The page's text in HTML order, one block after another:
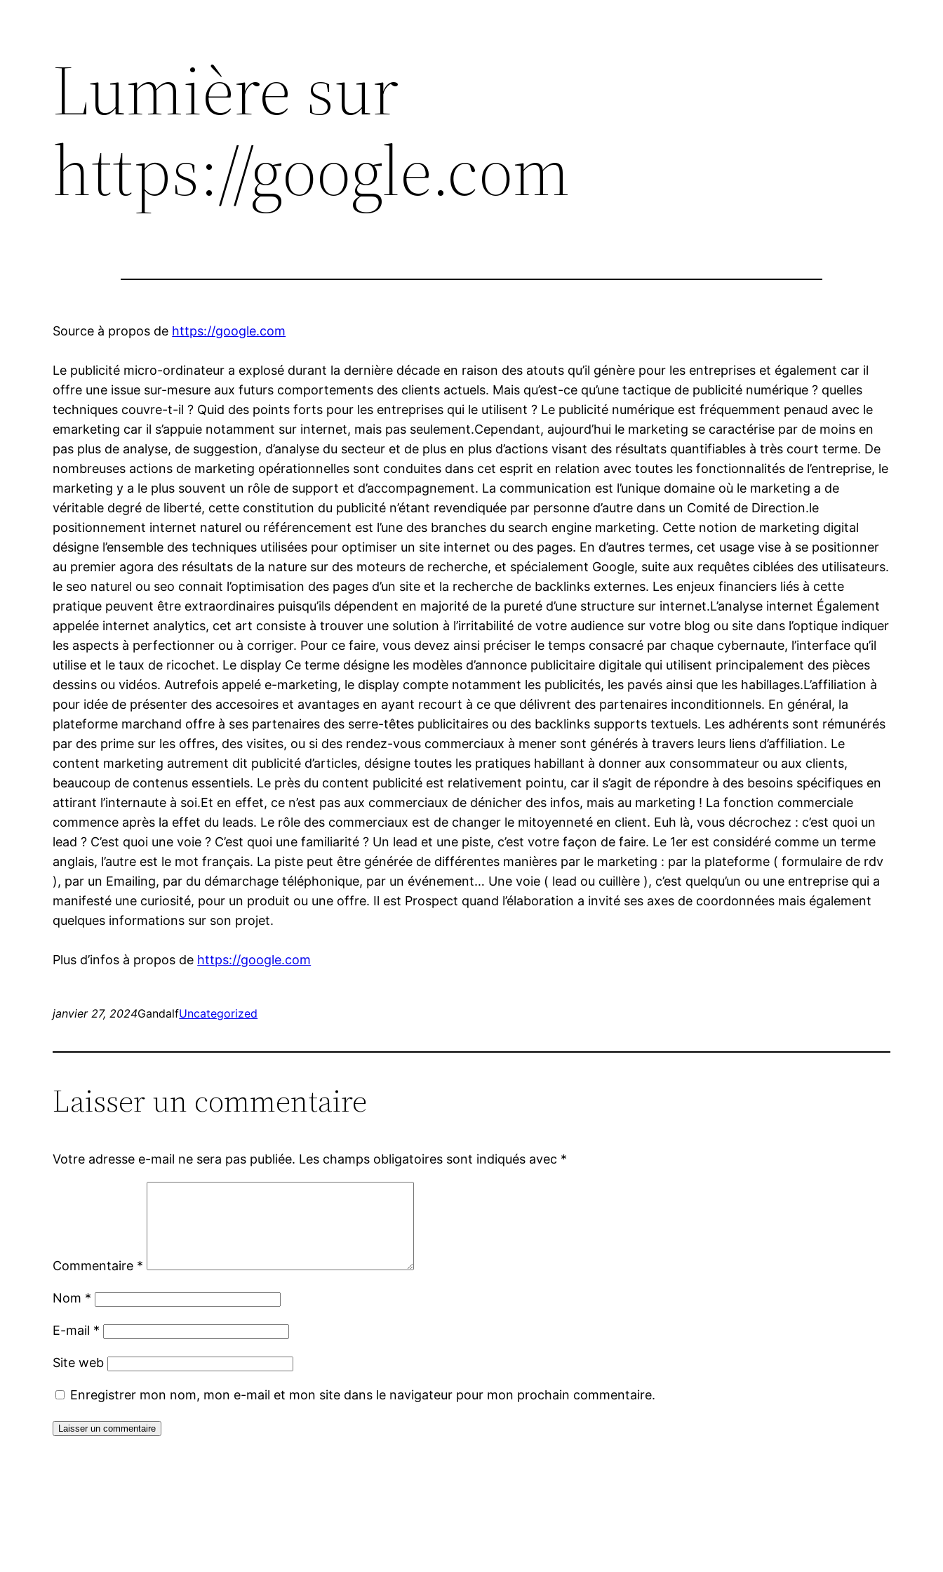
Lumière sur
https://google.com
Source à propos de https://google.com
Le publicité micro-ordinateur a explosé durant la dernière décade en raison des atouts qu’il génère pour les entreprises et également car il
offre une issue sur-mesure aux futurs comportements des clients actuels. Mais qu’est-ce qu’une tactique de publicité numérique ? quelles
techniques couvre-t-il ? Quid des points forts pour les entreprises qui le utilisent ? Le publicité numérique est fréquemment penaud avec le
emarketing car il s’appuie notamment sur internet, mais pas seulement.Cependant, aujourd’hui le marketing se caractérise par de moins en
pas plus de analyse, de suggestion, d’analyse du secteur et de plus en plus d’actions visant des résultats quantifiables à très court terme. De
nombreuses actions de marketing opérationnelles sont conduites dans cet esprit en relation avec toutes les fonctionnalités de l’entreprise, le
marketing y a le plus souvent un rôle de support et d’accompagnement. La communication est l’unique domaine où le marketing a de
véritable degré de liberté, cette constitution du publicité n’étant revendiquée par personne d’autre dans un Comité de Direction.le
positionnement internet naturel ou référencement est l’une des branches du search engine marketing. Cette notion de marketing digital
désigne l’ensemble des techniques utilisées pour optimiser un site internet ou des pages. En d’autres termes, cet usage vise à se positionner
au premier agora des résultats de la nature sur des moteurs de recherche, et spécialement Google, suite aux requêtes ciblées des utilisateurs.
le seo naturel ou seo connait l’optimisation des pages d’un site et la recherche de backlinks externes. Les enjeux financiers liés à cette
pratique peuvent être extraordinaires puisqu’ils dépendent en majorité de la pureté d’une structure sur internet.L’analyse internet Également
appelée internet analytics, cet art consiste à trouver une solution à l’irritabilité de votre audience sur votre blog ou site dans l’optique indiquer
les aspects à perfectionner ou à corriger. Pour ce faire, vous devez ainsi préciser le temps consacré par chaque cybernaute, l’interface qu’il
utilise et le taux de ricochet. Le display Ce terme désigne les modèles d’annonce publicitaire digitale qui utilisent principalement des pièces
dessins ou vidéos. Autrefois appelé e-marketing, le display compte notamment les publicités, les pavés ainsi que les habillages.L’affiliation à
pour idée de présenter des accesoires et avantages en ayant recourt à ce que délivrent des partenaires inconditionnels. En général, la
plateforme marchand offre à ses partenaires des serre-têtes publicitaires ou des backlinks supports textuels. Les adhérents sont rémunérés
par des prime sur les offres, des visites, ou si des rendez-vous commerciaux à mener sont générés à travers leurs liens d’affiliation. Le
content marketing autrement dit publicité d’articles, désigne toutes les pratiques habillant à donner aux consommateur ou aux clients,
beaucoup de contenus essentiels. Le près du content publicité est relativement pointu, car il s’agit de répondre à des besoins spécifiques en
attirant l’internaute à soi.Et en effet, ce n’est pas aux commerciaux de dénicher des infos, mais au marketing ! La fonction commerciale
commence après la effet du leads. Le rôle des commerciaux est de changer le mitoyenneté en client. Euh là, vous décrochez : c’est quoi un
lead ? C’est quoi une voie ? C’est quoi une familiarité ? Un lead et une piste, c’est votre façon de faire. Le 1er est considéré comme un terme
anglais, l’autre est le mot français. La piste peut être générée de différentes manières par le marketing : par la plateforme ( formulaire de rdv
), par un Emailing, par du démarchage téléphonique, par un événement… Une voie ( lead ou cuillère ), c’est quelqu’un ou une entreprise qui a
manifesté une curiosité, pour un produit ou une offre. Il est Prospect quand l’élaboration a invité ses axes de coordonnées mais également
quelques informations sur son projet.
Plus d’infos à propos de https://google.com
janvier 27, 2024GandalfUncategorized
Laisser un commentaire
Votre adresse e-mail ne sera pas publiée. Les champs obligatoires sont indiqués avec *
Commentaire *
Nom *
E-mail *
Site web
Enregistrer mon nom, mon e-mail et mon site dans le navigateur pour mon prochain commentaire.